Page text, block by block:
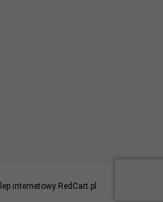
internetowyRedCart.pl